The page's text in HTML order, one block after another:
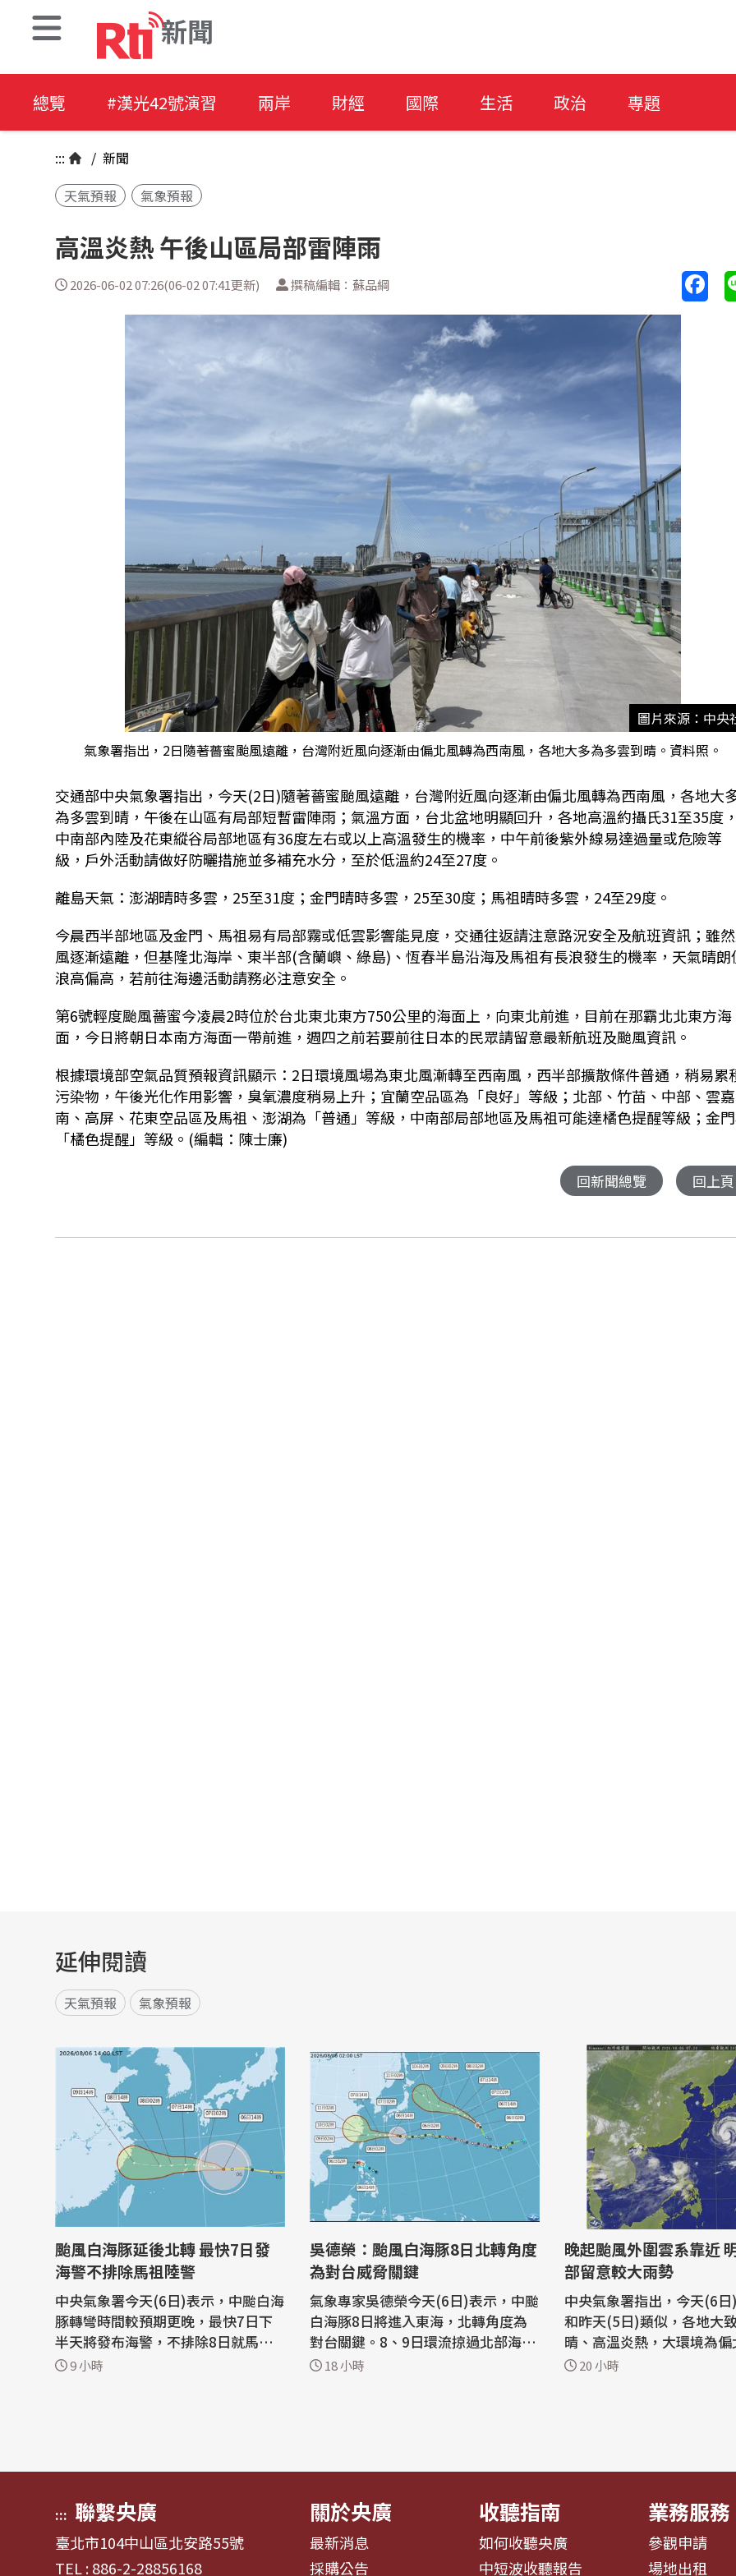
新聞
總覽 #漢光42號演習 兩岸 財經 國際 生活 政治 專題
::: / 新聞
天氣預報
氣象預報
高溫炎熱 午後山區局部雷陣雨
2026-06-02 07:26(06-02 07:41更新) 撰稿編輯：蘇品綱
圖片來源：中央
氣象署指出，2日隨著薔蜜颱風遠離，台灣附近風向逐漸由偏北風轉為西南風，各地大多為多雲到晴。資料照。
交通部中央氣象署指出，今天(2日)隨著薔蜜颱風遠離，台灣附近風向逐漸由偏北風轉為西南風，各地大
為多雲到晴，午後在山區有局部短暫雷陣雨；氣溫方面，台北盆地明顯回升，各地高溫約攝氏31至35度
中南部內陸及花東縱谷局部地區有36度左右或以上高溫發生的機率，中午前後紫外線易達過量或危險等
級，戶外活動請做好防曬措施並多補充水分，至於低溫約24至27度。
離島天氣：澎湖晴時多雲，25至31度；金門晴時多雲，25至30度；馬祖晴時多雲，24至29度。
今晨西半部地區及金門、馬祖易有局部霧或低雲影響能見度，交通往返請注意路況安全及航班資訊；雖
風逐漸遠離，但基隆北海岸、東半部(含蘭嶼、綠島)、恆春半島沿海及馬祖有長浪發生的機率，天氣晴朗
浪高偏高，若前往海邊活動請務必注意安全。
第6號輕度颱風薔蜜今凌晨2時位於台北東北東方750公里的海面上，向東北前進，目前在那霸北北東方海
面，今日將朝日本南方海面一帶前進，週四之前若要前往日本的民眾請留意最新航班及颱風資訊。
根據環境部空氣品質預報資訊顯示：2日環境風場為東北風漸轉至西南風，西半部擴散條件普通，稍易累
污染物，午後光化作用影響，臭氧濃度稍易上升；宜蘭空品區為「良好」等級；北部、竹苗、中部、雲嘉
南、高屏、花東空品區及馬祖、澎湖為「普通」等級，中南部局部地區及馬祖可能達橘色提醒等級；金
「橘色提醒」等級。(編輯：陳士廉)
回新聞總覽 回上頁
延伸閱讀
天氣預報 氣象預報
颱風白海豚延後北轉 最快7日發
海警不排除馬祖陸警
中央氣象署今天(6日)表示，中颱白海
豚轉彎時間較預期更晚，最快7日下
半天將發布海警，不排除8日就馬祖
發布陸警，且週末雨勢較之前預測更
9 小時
吳德榮：颱風白海豚8日北轉角度
為對台威脅關鍵
氣象專家吳德榮今天(6日)表示，中颱
白海豚8日將進入東海，北轉角度為
對台關鍵。8、9日環流掠過北部海
面，西半部雨勢加大，東半部防過山
18 小時
晚起颱風外圍雲系靠近
部留意較大雨勢
中央氣象署指出，今天(6
和昨天(5日)類似，各地大
晴、高溫炎熱，大環境為
風面桃園以北及宜蘭地區
20 小時
::: 聯繫央廣
臺北市104中山區北安路55號
TEL : 886-2-28856168
關於央廣
最新消息
採購公告
收聽指南
如何收聽央廣
中短波收聽報告
業務服務
參觀申請
場地出租